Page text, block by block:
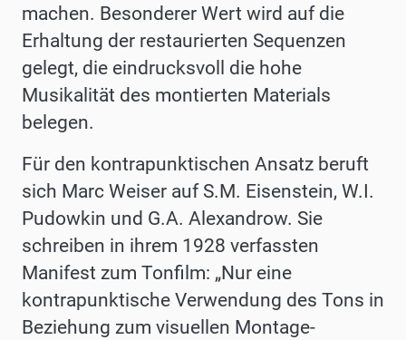
machen. Besonderer Wert wird auf die
Erhaltung der restaurierten Sequenzen
gelegt, die eindrucksvoll die hohe
Musikalität des montierten Materials
belegen.
Für den kontrapunktischen Ansatz beruft
sich Marc Weiser auf S.M. Eisenstein, W.I.
Pudowkin und G.A. Alexandrow. Sie
schreiben in ihrem 1928 verfassten
Manifest zum Tonfilm: „Nur eine
kontrapunktische Verwendung des Tons in
Beziehung zum visuellen Montage-